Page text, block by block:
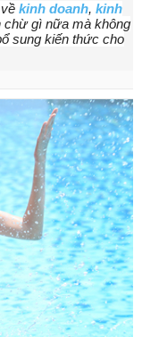
kinh doanh, kinh
chừ gì nữa mà không
sung kiến thức cho